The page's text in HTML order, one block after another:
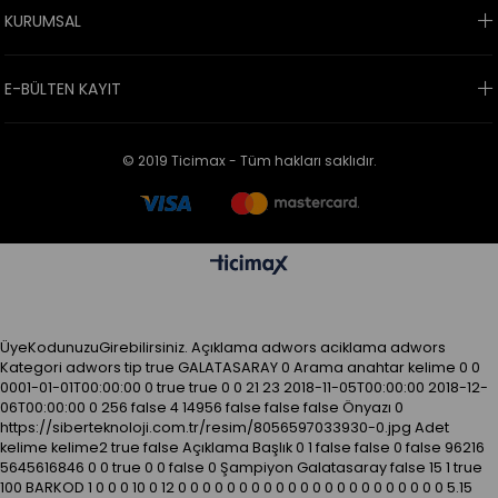
KURUMSAL
E-BÜLTEN KAYIT
© 2019 Ticimax - Tüm hakları saklıdır.
ÜyeKodunuzuGirebilirsiniz. Açıklama adwors aciklama adwors
Kategori adwors tip true GALATASARAY0 Arama anahtar kelime 0 0
0001-01-01T00:00:00 0 true true 0 0 21 23 2018-11-05T00:00:00 2018-12-
06T00:00:00 0 256 false 414956 false false false Önyazı 0
https://siberteknoloji.com.tr/resim/8056597033930-0.jpg Adet
kelime kelime2true false Açıklama Başlık0 1 false false 0 false 96216
5645616846 0 0 true 0 0 false 0 Şampiyon Galatasarayfalse 15 1 true
100 BARKOD 1 0 0 0 10 0 120 0 0 0 0 0 0 0 0 0 0 0 0 0 0 0 0 0 0 0 0 0 5.15